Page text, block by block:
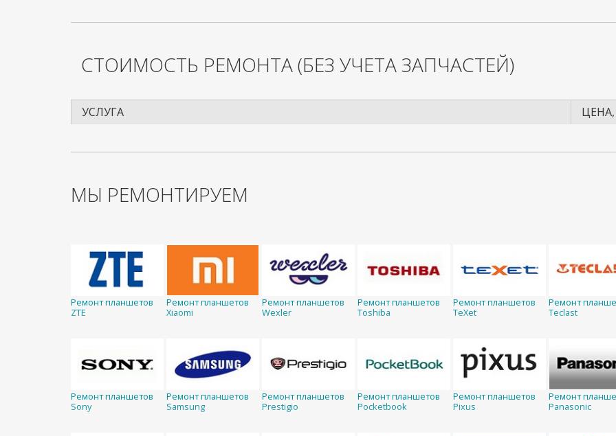
СТОИМОСТЬ РЕМОНТА(БЕЗ УЧЕТА ЗАПЧАСТЕЙ)
УСЛУГА
МЫ РЕМОНТИРУЕМ
Ремонт планшетов
ZTE
Ремонт планшетов
Xiaomi
Ремонт планшетов
Wexler
Ремонт планшетов
Toshiba
Ремонт планшетов
TeXet
Ремонт
Teclast
Ремонт планшетов
Sony
Ремонт планшетов
Samsung
Ремонт планшетов
Prestigio
Ремонт планшетов
Pocketbook
Ремонт планшетов
Pixus
Ремонт
Panasonic